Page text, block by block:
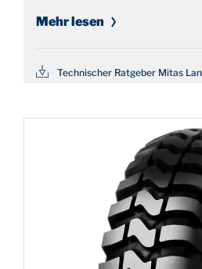
Mehr lesen
Technischer Ratgeber Mitas